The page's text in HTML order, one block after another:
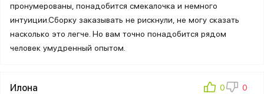
пронумерованы, понадобится смекалочка и немного
интуиции.Сборку заказывать не рискнули, не могу сказать
насколько это легче. Но вам точно понадобится рядом
человек умудренный опытом.
Илона